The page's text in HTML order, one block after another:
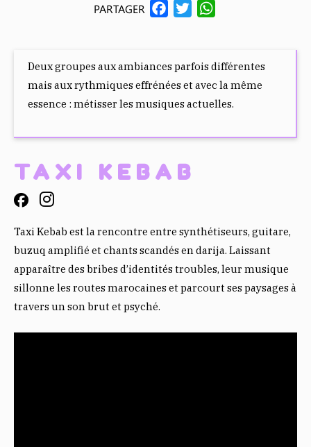
PARTAGER
E
B
K
T
T
T
S
A
P
Deux groupes aux ambiances parfois différentes
mais aux rythmiques effrénées et avec la même
essence : métisser les musiques actuelles.
TAXI KEBAB
Taxi Kebab est la rencontre entre synthétiseurs, guitare,
buzuq amplifié et chants scandés en darija. Laissant
apparaître des bribes d’identités troubles, leur musique
sillonne les routes marocaines et parcourt ses paysages à
travers un son brut et psyché.